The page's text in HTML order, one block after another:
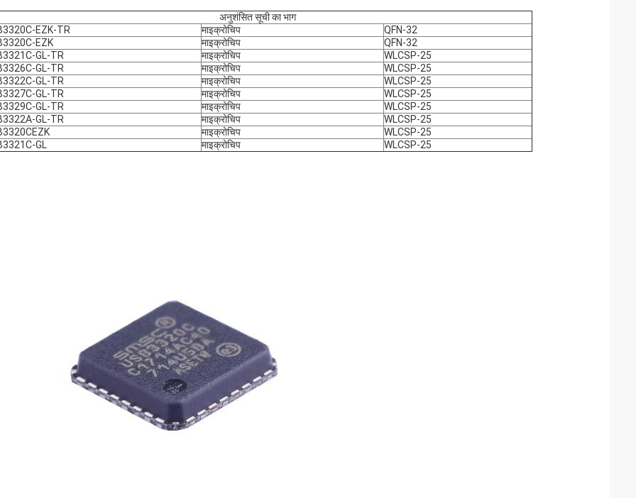
अनुशंसित सूची का भाग
EZK-TR
माइक्रोचिप
QFN-32
EZK
माइक्रोचिप
QFN-32
GL-TR
माइक्रोचिप
WLCSP-25
GL-TR
माइक्रोचिप
WLCSP-25
GL-TR
माइक्रोचिप
WLCSP-25
GL-TR
माइक्रोचिप
WLCSP-25
GL-TR
माइक्रोचिप
WLCSP-25
GL-TR
माइक्रोचिप
WLCSP-25
माइक्रोचिप
WLCSP-25
GL
माइक्रोचिप WLCSP-25